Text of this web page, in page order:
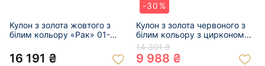
Кулон з золота жовтого з
білим кольору «Рак» 01-
16 191 ₴
-30%
Кулон з золота червоного з
білим кольору з цирконом
«Лев» 01-200213755
14 301 ₴
9 988 ₴